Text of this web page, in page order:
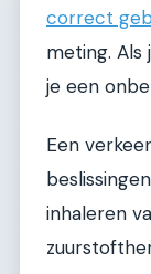
correct
meting.
je een
Een
inhaleren